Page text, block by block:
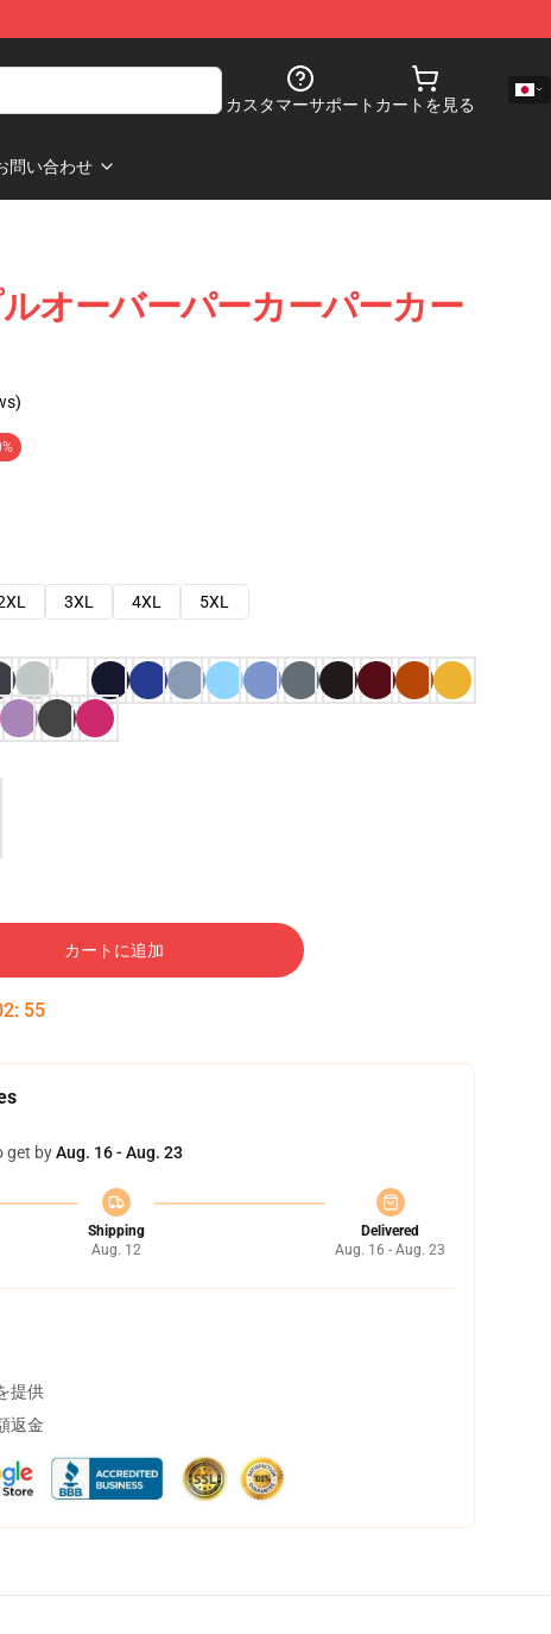
カスタマーサポート カートを見る
問い合わせ
オーバーパーカーパーカー
3XL 4XL
5XL
カートに追加
: 54
get byAug. 16 - Aug. 23
Shipping
Aug. 12
Delivered
Aug. 16 - Aug. 23
提供
返金